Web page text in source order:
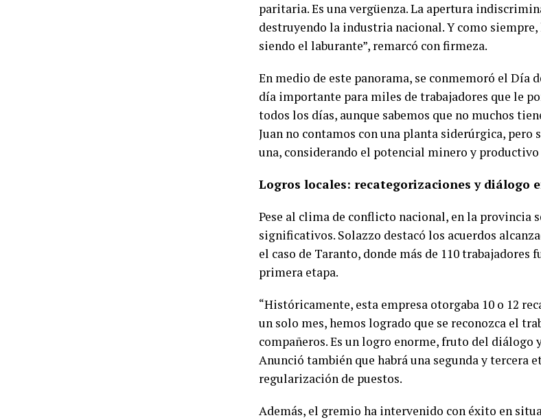
paritaria. Es una vergüenza. La apertura
destruyendo la industria nacional. Y como
siendo el laburante”, remarcó con firmeza.
En medio de este panorama, se conmemoró el Día
día importante para miles de trabajadores que le
todos los días, aunque sabemos que no muchos
Juan no contamos con una planta siderúrgica,
una, considerando el potencial minero y
Logros locales: recategorizaciones y diálogo
Pese al clima de conflicto nacional, en la provincia
significativos. Solazzo destacó los acuerdos
el caso de Taranto, donde más de 110 trabajadores
primera etapa.
“Históricamente, esta empresa otorgaba 10 o 12
un solo mes, hemos logrado que se reconozca el
compañeros. Es un logro enorme, fruto del diálogo
Anunció también que habrá una segunda y tercera
regularización de puestos.
Además, el gremio ha intervenido con éxito en